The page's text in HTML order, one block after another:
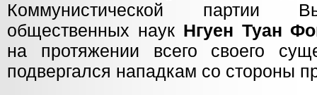
Коммунистической партии
общественных наук Нгуен Туан
на протяжении всего своего
подвергался нападкам со стороны